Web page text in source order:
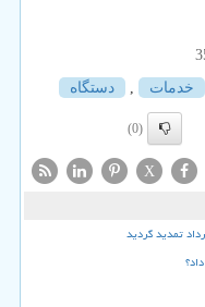
خدمات , دستگاه
(0)
X